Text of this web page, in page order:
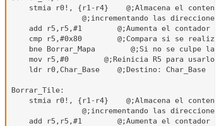
stmia r0!, {r1-r4}    @;Almacena el
@;incrementando las
add r5,r5,#1        @;Aumenta el contador
cmp r5,#0x80        @;Compara si se
bne Borrar_Mapa        @;Si no se culpe
mov r5,#0        @;Reinicia R5 para usarlo
    ldr r0,Char_Base    @;Destino: Char_Base
Borrar_Tile:
stmia r0!, {r1-r4}    @;Almacena el
@;incrementando las
add r5,r5,#1        @;Aumenta el contador